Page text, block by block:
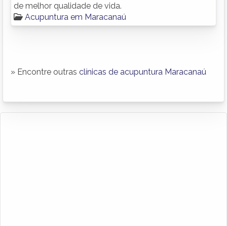
de melhor qualidade de vida.
Acupuntura em Maracanaú
» Encontre outras clínicas de acupuntura Maracanaú